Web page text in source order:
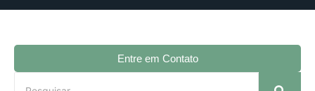
Entre em Contato